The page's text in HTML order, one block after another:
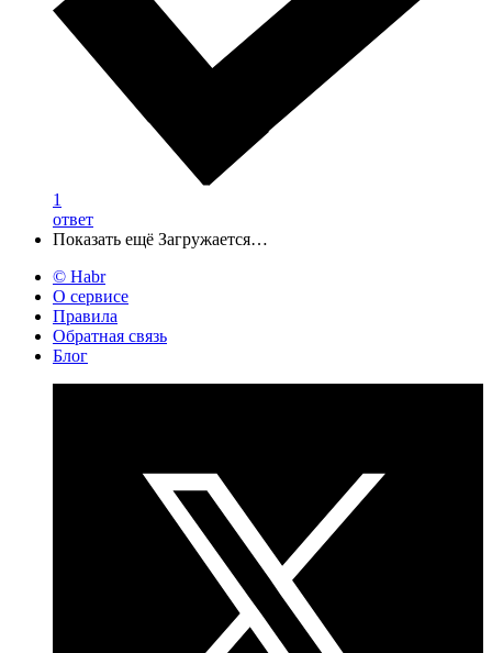
1
ответ
Показать ещё Загружается…
© Habr
О сервисе
Правила
Обратная связь
Блог